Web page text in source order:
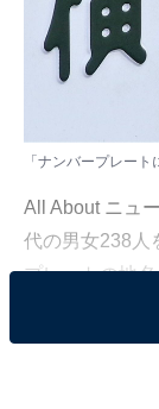
「ナンバープレー
All About ニュ
代の男女238人
プレートの地
本記事ではそ
思う神奈川県